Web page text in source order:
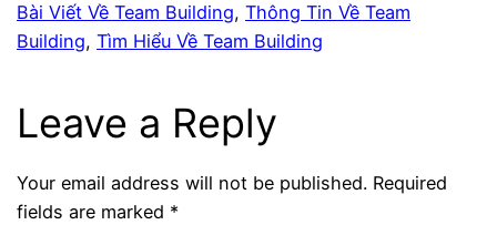
Bài Viết Về Team Building, Thông Tin Về Team
Building, Tìm Hiểu Về Team Building
Leave a Reply
Your email address will not be published. Required
fields are marked *